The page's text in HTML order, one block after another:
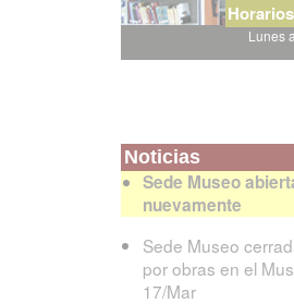
Lunes
Noticias
Sede Museo
nuevamente
Sede Museo
por obras en el
17/Mar